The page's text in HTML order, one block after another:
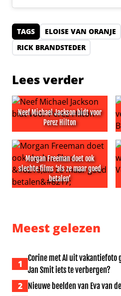
TAGS ELOISE VAN ORANJE
RICK BRANDSTEDER
Lees verder
Neef Michael Jackson bidt voor
Perez Hilton
Neef Michael Jackson bidt
Morgan Freeman doet ook
slechte films ‘als ze maar goed
betalen’
Meest gelezen
1
Corine met AI uit
Jan Smit iets te verbergen?
2 Nieuwe beelden van Eva van